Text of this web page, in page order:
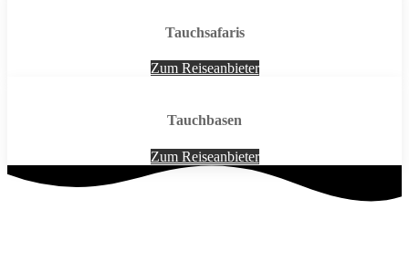
Tauchsafaris
Zum Reiseanbieter
Tauchbasen
Zum Reiseanbieter